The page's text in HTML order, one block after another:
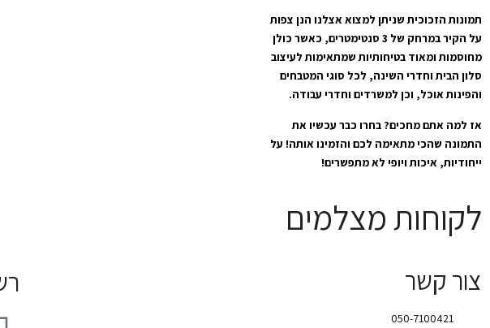
תמונות הזכוכית שניתן למצוא אצלנו הנן צפות
על הקיר במרחק של 3 סנטימטרים, כאשר כולן
מחוסמות ומאוד בטיחותיות שמתאימות לעיצוב
סלון הבית וחדרי השינה, לכל סוגי המטבחים
והפינות אוכל, וכן למשרדים וחדרי עבודה.
אז למה אתם מחכים? בחרו כבר עכשיו את
התמונה שהכי מתאימה לכם והזמינו אותה! על
ייחודיות, איכות ויופי לא מתפשרים!
לקוחות מצלמים
צור קשר